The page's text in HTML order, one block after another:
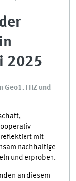
2025
FHZ und
reflektiert mit
nachhaltige
und erproben.
an diesem